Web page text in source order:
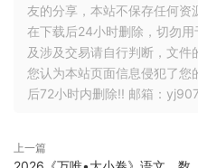
友的分享，本站不保存任何资
在下载后24小时删除，切勿
及涉及交易请自行判断，文
您认为本站页面信息侵犯了您
后72小时内删除!! 邮箱：
上一篇